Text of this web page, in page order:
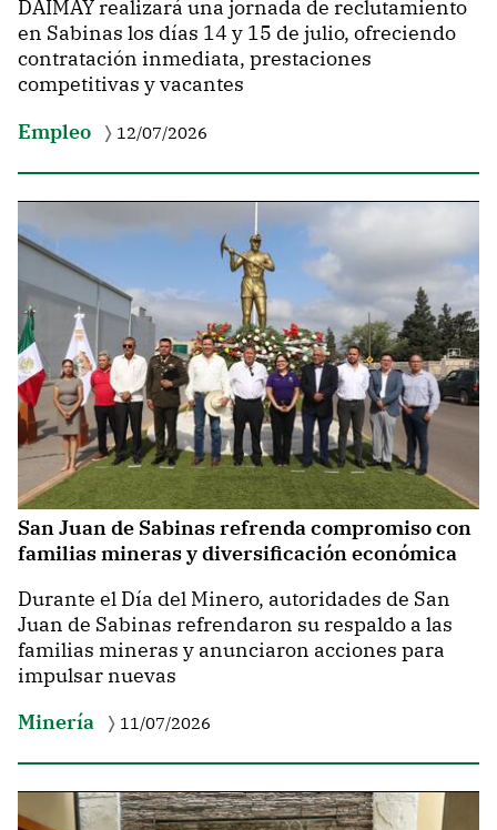
DAIMAY realizará una jornada de reclutamiento
en Sabinas los días 14 y 15 de julio, ofreciendo
contratación inmediata, prestaciones
competitivas y vacantes
Empleo
12/07/2026
San Juan de Sabinas refrenda compromiso con
familias mineras y diversificación económica
Durante el Día del Minero, autoridades de San
Juan de Sabinas refrendaron su respaldo a las
familias mineras y anunciaron acciones para
impulsar nuevas
Minería
11/07/2026